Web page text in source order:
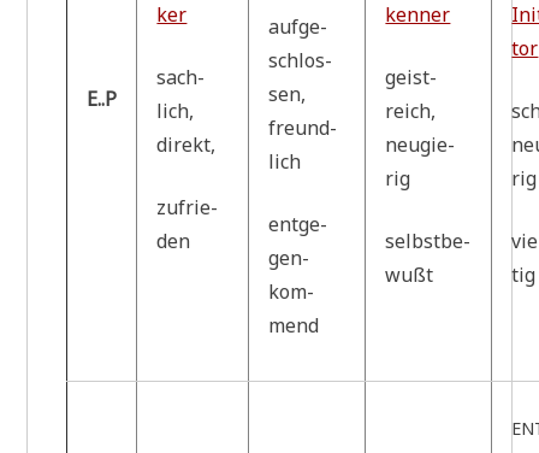
E..P
ker
sach­
lich,
direkt,
zufrie­
den
auf­ge­
schlos­
sen,
freund­
lich
ent­ge­
gen­
kom­
mend
ken­ner
geist­
reich,
neu­gie­
rig
selbst­be­
wußt
tor
rig
tig